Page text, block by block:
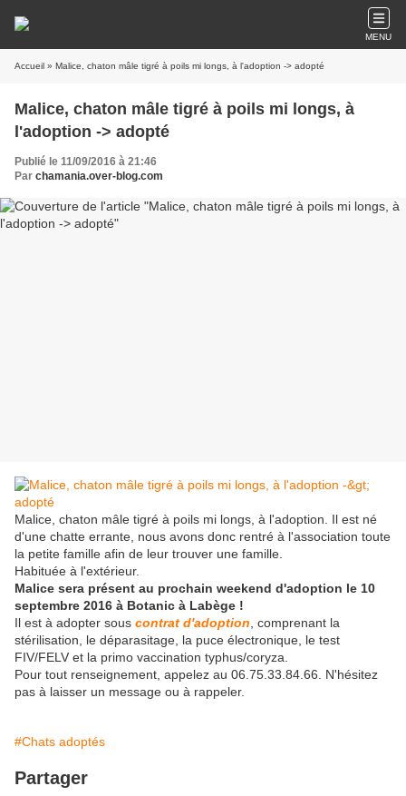
MENU
Accueil » Malice, chaton mâle tigré à poils mi longs, à l'adoption -> adopté
Malice, chaton mâle tigré à poils mi longs, à
l'adoption -> adopté
Publié le 11/09/2016 à 21:46
Par chamania.over-blog.com
Malice, chaton mâle tigré à poils mi longs, à l'adoption. Il est né
d'une chatte errante, nous avons donc rentré à l'association toute
la petite famille afin de leur trouver une famille.
Habituée à l'extérieur.
Malice sera présent au prochain weekend d'adoption le 10
septembre 2016 à Botanic à Labège !
Il est à adopter sous contrat d'adoption , comprenant la
stérilisation, le déparasitage, la puce électronique, le test
FIV/FELV et la primo vaccination typhus/coryza.
Pour tout renseignement, appelez au 06.75.33.84.66. N'hésitez
pas à laisser un message ou à rappeler.
#Chats adoptés
Partager